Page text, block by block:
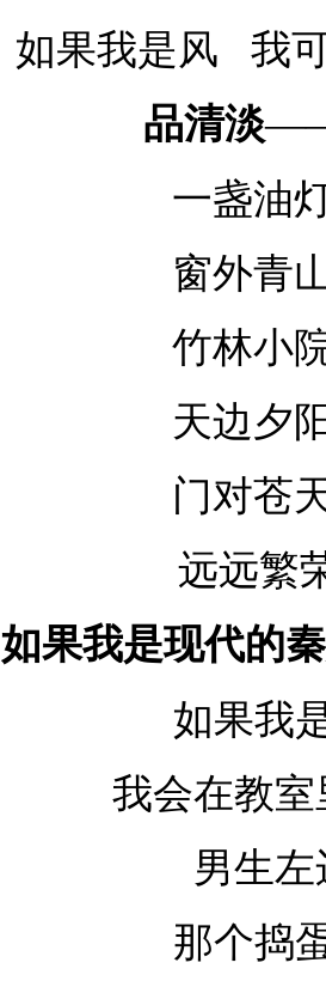
如果我是风 我
品清淡
一盏油
窗外青
竹林小
天边夕
门对苍
远远繁
如果我是现代的
如果我
我会在教
男生
那个捣